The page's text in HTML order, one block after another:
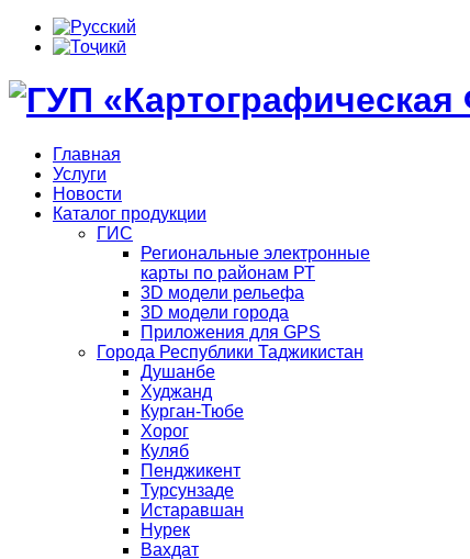
Главная
Услуги
Новости
Каталог продукции
ГИС
Региональные электронные
карты по районам РТ
3D модели рельефа
3D модели города
Приложения для GPS
Города Республики Таджикистан
Душанбе
Худжанд
Курган-Тюбе
Хорог
Куляб
Пенджикент
Турсунзаде
Истаравшан
Нурек
Вахдат